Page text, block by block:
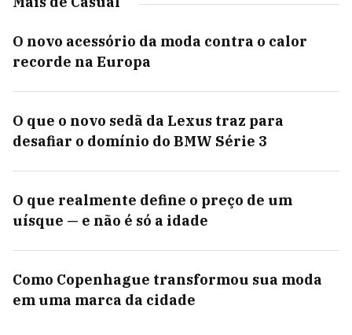
O novo acessório da moda contra o calor
recorde na Europa
O que o novo sedã da Lexus traz para
desafiar o domínio do BMW Série 3
O que realmente define o preço de um
uísque — e não é só a idade
Como Copenhague transformou sua moda
em uma marca da cidade